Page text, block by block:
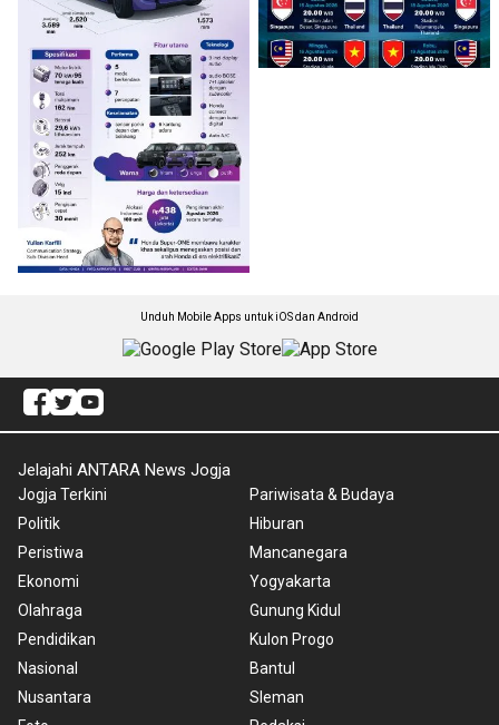
Unduh Mobile Apps untuk iOS dan Android
Jelajahi ANTARA News Jogja
Jogja Terkini
Politik
Peristiwa
Ekonomi
Olahraga
Pendidikan
Nasional
Nusantara
Pariwisata & Budaya
Hiburan
Mancanegara
Yogyakarta
Gunung Kidul
Kulon Progo
Bantul
Sleman